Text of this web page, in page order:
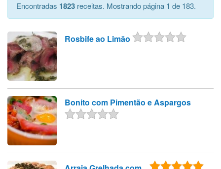
Encontradas 1823 receitas. Mostrando página 1 de 183.
Rosbife ao Limão
Bonito com Pimentão e Aspargos